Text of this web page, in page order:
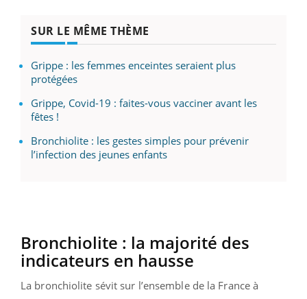
SUR LE MÊME THÈME
Grippe : les femmes enceintes seraient plus
protégées
Grippe, Covid-19 : faites-vous vacciner avant les
fêtes !
Bronchiolite : les gestes simples pour prévenir
l’infection des jeunes enfants
Bronchiolite : la majorité des
indicateurs en hausse
La bronchiolite sévit sur l’ensemble de la France à